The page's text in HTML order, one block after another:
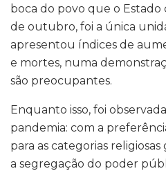
boca do povo que o Estado
de outubro, foi a única
apresentou índices de
e mortes, numa
são preocupantes.
Enquanto isso, foi
pandemia: com a
para as categorias
a segregação do poder